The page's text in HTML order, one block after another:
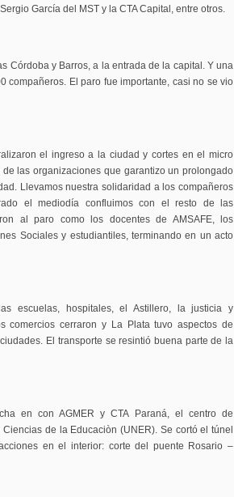
García del MST y la CTA Capital, entre otros.
Córdoba y Barros, a la entrada de la capital. Y una
compañeros. El paro fue importante, casi no se vio
el ingreso a la ciudad y cortes en el micro
las organizaciones que garantizo un prolongado
Llevamos nuestra solidaridad a los compañeros
el mediodía confluimos con el resto de las
al paro como los docentes de AMSAFE, los
Sociales y estudiantiles, terminando en un acto
escuelas, hospitales, el Astillero, la justicia y
comercios cerraron y La Plata tuvo aspectos de
El transporte se resintió buena parte de la
en con AGMER y CTA Paraná, el centro de
de la Educaciòn (UNER). Se cortó el túnel
en el interior: corte del puente Rosario –